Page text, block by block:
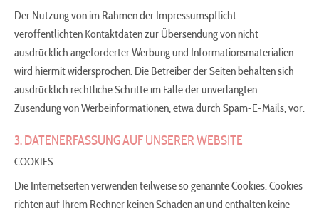
Der Nutzung von im Rahmen der Impressumspflicht
veröffentlichten Kontaktdaten zur Übersendung von nicht
ausdrücklich angeforderter Werbung und Informationsmaterialien
wird hiermit widersprochen. Die Betreiber der Seiten behalten sich
ausdrücklich rechtliche Schritte im Falle der unverlangten
Zusendung von Werbeinformationen, etwa durch Spam-E-Mails, vor.
3. DATENERFASSUNG AUF UNSERER WEBSITE
COOKIES
Die Internetseiten verwenden teilweise so genannte Cookies. Cookies
richten auf Ihrem Rechner keinen Schaden an und enthalten keine